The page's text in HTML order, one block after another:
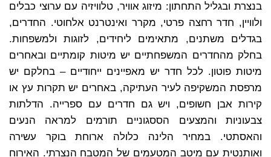
בנצרת ובגליל התחתון: מיזוג אוויר, טלוויזיה עם ערוצי כבלים
ולוויין, חדר רחצה פרטי, מקרר ואינטרנט אלחוטי. החדרים,
בגדלים משתנים, מתאימים ליחידים, לזוגות ולמשפחות.
בחלק מהחדרים המשפחתיים יש מיטות קומתיים ובאחרים
מיטות פוטון. לכל חדר יש מאפיינים ייחודיים – בחלקם יש
מרפסת המשקיפה לעיר העתיקה, באחרים יש תקרות עץ או
קירות אבן חשופים, ויש גם חדרים עם ספרייה. הדלתות
צבעוניות והמצעים הססגוניים תורמים למראה הנעים
והאסתטי. במחיר הלינה כלולה ארוחת בוקר עשירה
ואותנטית עם מיטב המטעמים של המטבח הנצרתי. האירוח